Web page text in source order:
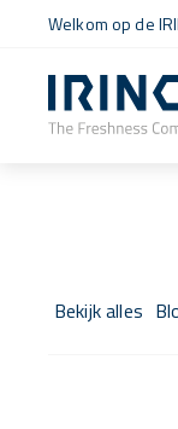
Welkom op de
Bekijk alles